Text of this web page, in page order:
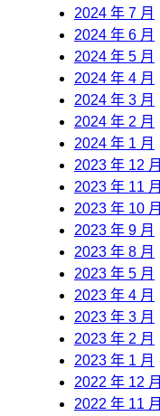
2024 年 7 月
2024 年 6 月
2024 年 5 月
2024 年 4 月
2024 年 3 月
2024 年 2 月
2024 年 1 月
2023 年 12 月
2023 年 11 月
2023 年 10 月
2023 年 9 月
2023 年 8 月
2023 年 5 月
2023 年 4 月
2023 年 3 月
2023 年 2 月
2023 年 1 月
2022 年 12 月
2022 年 11 月